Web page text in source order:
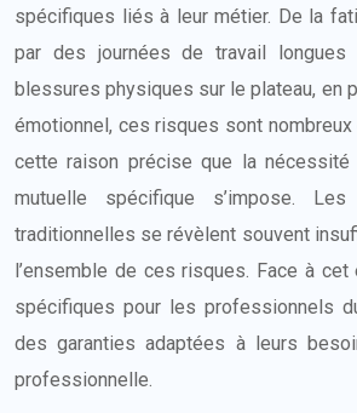
spécifiques liés à leur métier. De la
par des journées de travail longues
blessures physiques sur le plateau, en
émotionnel, ces risques sont nombreux
cette raison précise que la
mutuelle spécifique s’impose. Les
traditionnelles se révèlent souvent
l’ensemble de ces risques. Face à cet
spécifiques pour les professionnels
des garanties adaptées à leurs
professionnelle.